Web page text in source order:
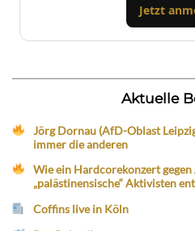
Jetzt
Aktuelle
Jörg Dornau (AfD-Oblast
immer die anderen
Wie ein Hardcorekonzert
„palästinensische“ Aktivisten
Coffins live in Köln